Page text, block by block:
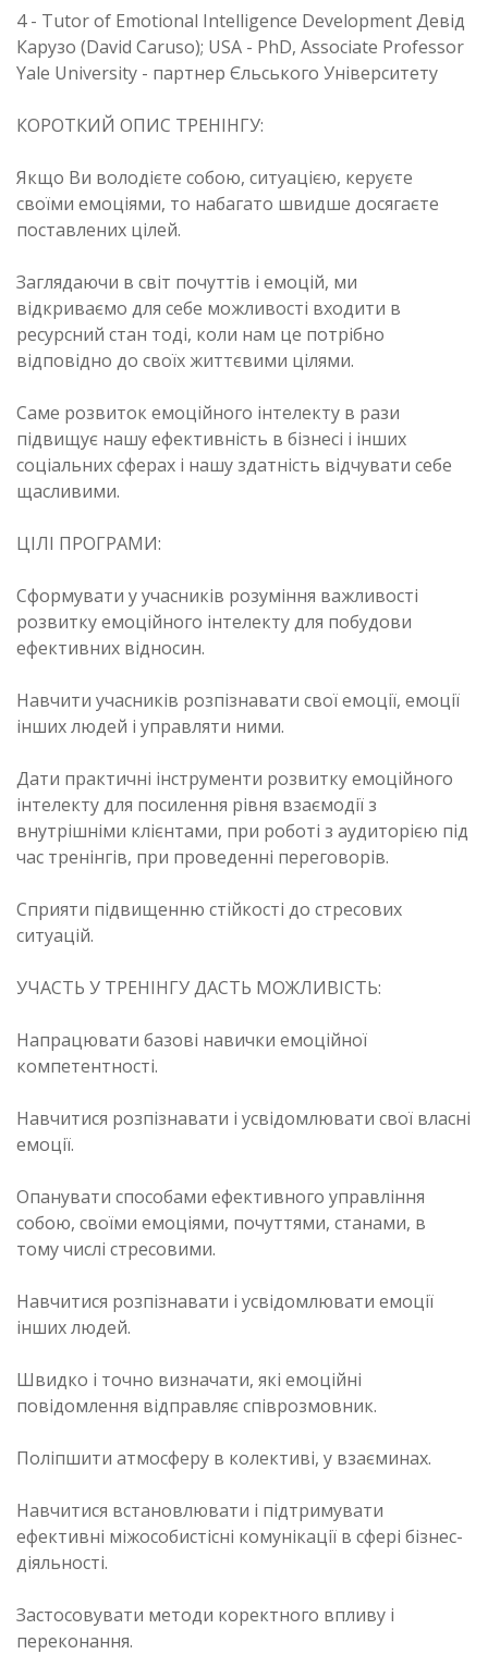
4 - Tutor of Emotional Intelligence Development Девід
Карузо (David Caruso); USA - PhD, Associate Professor
Yale University - партнер Єльського Університету
КОРОТКИЙ ОПИС ТРЕНІНГУ:
Якщо Ви володієте собою, ситуацією, керуєте
своїми емоціями, то набагато швидше досягаєте
поставлених цілей.
Заглядаючи в світ почуттів і емоцій, ми
відкриваємо для себе можливості входити в
ресурсний стан тоді, коли нам це потрібно
відповідно до своїх життєвими цілями.
Саме розвиток емоційного інтелекту в рази
підвищує нашу ефективність в бізнесі і інших
соціальних сферах і нашу здатність відчувати себе
щасливими.
ЦІЛІ ПРОГРАМИ:
Сформувати у учасників розуміння важливості
розвитку емоційного інтелекту для побудови
ефективних відносин.
Навчити учасників розпізнавати свої емоції, емоції
інших людей і управляти ними.
Дати практичні інструменти розвитку емоційного
інтелекту для посилення рівня взаємодії з
внутрішніми клієнтами, при роботі з аудиторією під
час тренінгів, при проведенні переговорів.
Сприяти підвищенню стійкості до стресових
ситуацій.
УЧАСТЬ У ТРЕНІНГУ ДАСТЬ МОЖЛИВІСТЬ:
Напрацювати базові навички емоційної
компетентності.
Навчитися розпізнавати і усвідомлювати свої власні
емоції.
Опанувати способами ефективного управління
собою, своїми емоціями, почуттями, станами, в
тому числі стресовими.
Навчитися розпізнавати і усвідомлювати емоції
інших людей.
Швидко і точно визначати, які емоційні
повідомлення відправляє співрозмовник.
Поліпшити атмосферу в колективі, у взаєминах.
Навчитися встановлювати і підтримувати
ефективні міжособистісні комунікації в сфері бізнес-
діяльності.
Застосовувати методи коректного впливу і
переконання.